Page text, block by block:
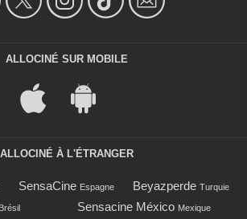
ALLOCINÉ SUR MOBILE
ALLOCINÉ À L'ÉTRANGER
SensaCine Espagne Beyazperde Turquie
Brésil Sensacine México Mexique